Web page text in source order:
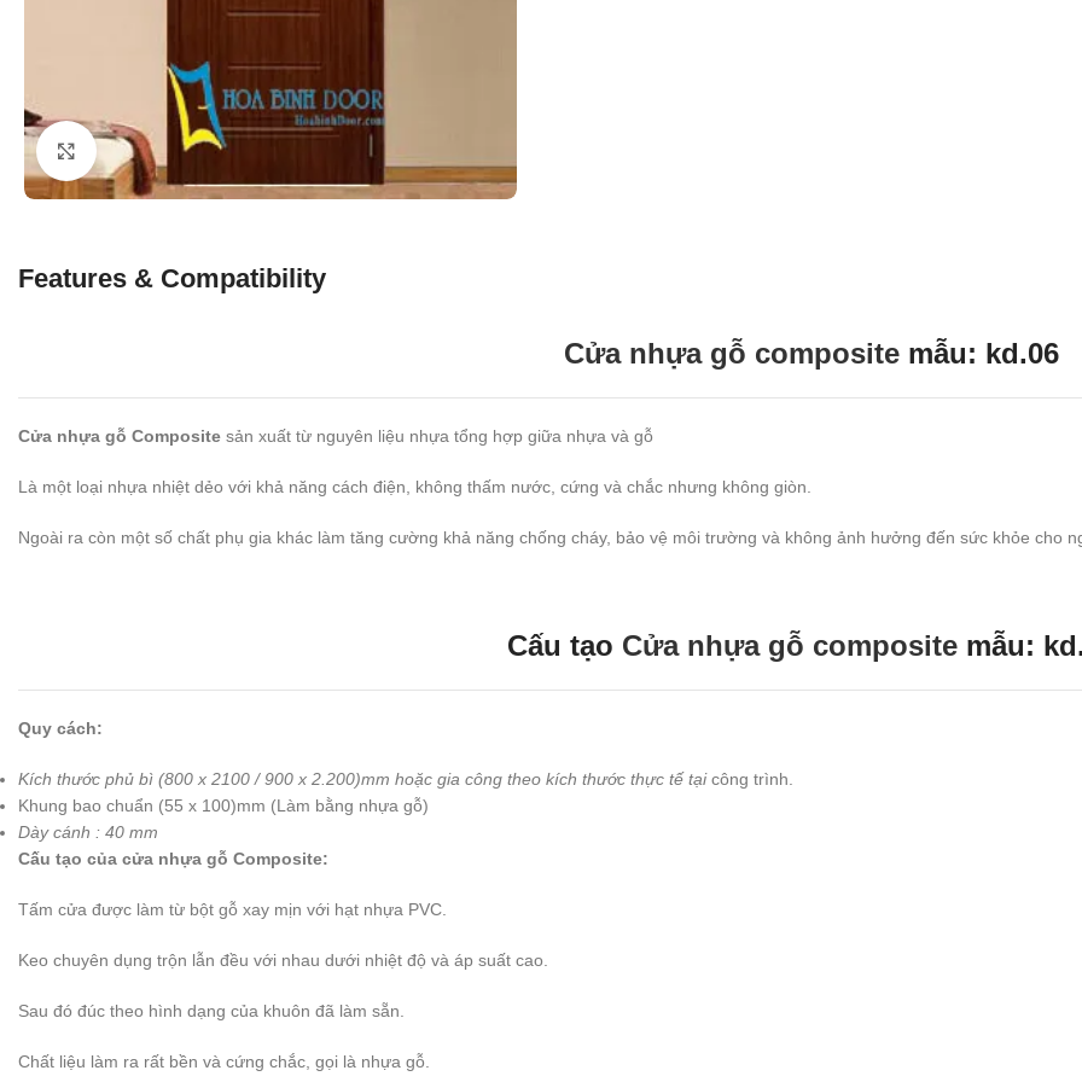
Click to enlarge
Features & Compatibility
Cửa nhựa gỗ composite mẫu: kd.06
Cửa nhựa gỗ Composite sản xuất từ nguyên liệu nhựa tổng hợp giữa nhựa và gỗ
Là một loại nhựa nhiệt dẻo với khả năng cách điện, không thấm nước, cứng và chắc nhưng không giòn.
Ngoài ra còn một số chất phụ gia khác làm tăng cường khả năng chống cháy, bảo vệ môi trường và không ảnh hưởng đến sức khỏe cho
Cấu tạo Cửa nhựa gỗ compositemẫu:
Quy cách:
Kích thước phủ bì (800 x 2100 / 900 x 2.200)mm hoặc gia công theo kích thước thực tế tạicông trình.
Khung bao chuẩn (55 x 100)mm (Làm bằng nhựa gỗ)
Dày cánh : 40 mm
Cấu tạo của cửa nhựa gỗ Composite:
Tấm cửa được làm từ bột gỗ xay mịn với hạt nhựa PVC.
Keo chuyên dụng trộn lẫn đều với nhau dưới nhiệt độ và áp suất cao.
Sau đó đúc theo hình dạng của khuôn đã làm sẵn.
Chất liệu làm ra rất bền và cứng chắc, gọi là nhựa gỗ.